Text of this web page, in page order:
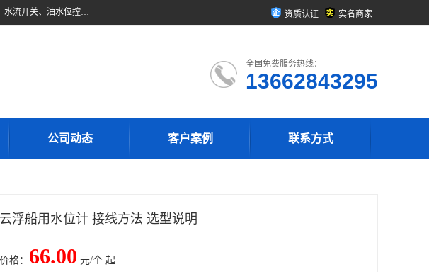
东莞市柏奥电子有限公司主要经营产品：浮球液位开关、油位传感器、机械式油表、浮球液位计、水位控制浮球阀、料位开关，水流开关、油水位控制配套仪表等。柏奥电子，您可信赖的合作伙伴 资质认证 实名商家
全国免费服务热线：
13662843295
公司动态 客户案例 联系方式
云浮船用水位计 接线方法 选型说明
价格： 66.00 元/个 起